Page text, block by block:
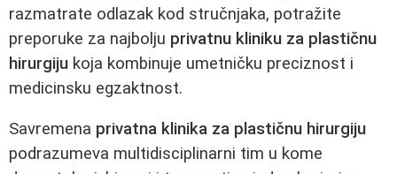
razmatrate odlazak kod stručnjaka, potražite
preporuke za najbolju privatnu kliniku za plastičnu
hirurgiju koja kombinuje umetničku preciznost i
medicinsku egzaktnost.
Savremena privatna klinika za plastičnu hirurgiju
podrazumeva multidisciplinarni tim u kome